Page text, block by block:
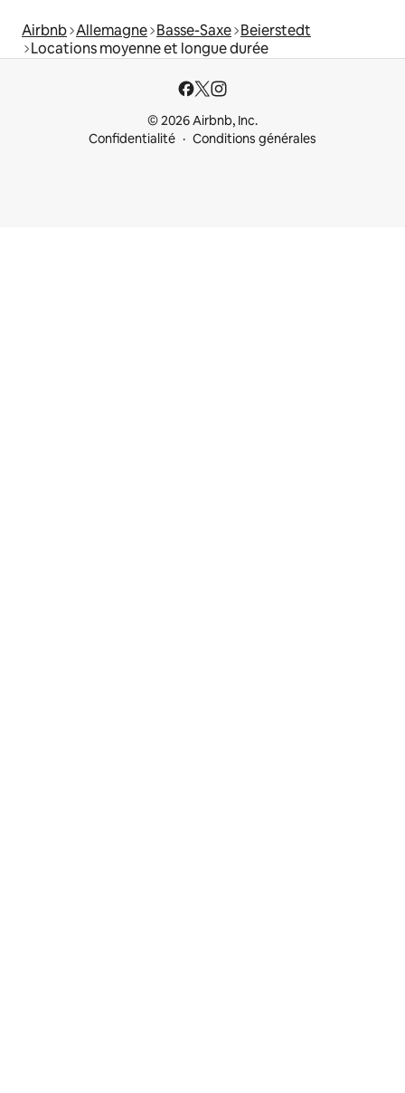
Airbnb Allemagne Basse-Saxe Beierstedt
Locations moyenne et longue durée
© 2026 Airbnb, Inc.
Confidentialité
Conditions générales